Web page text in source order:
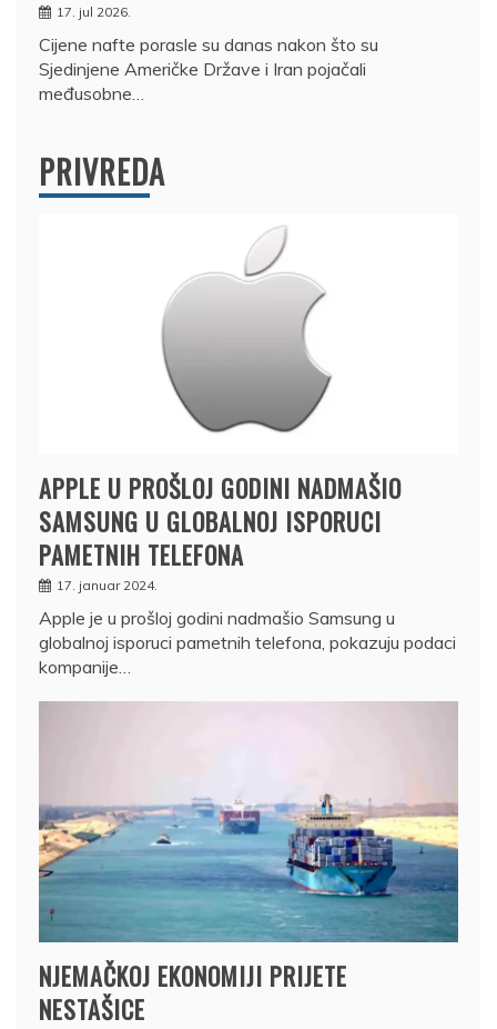
17. jul 2026.
Cijene nafte porasle su danas nakon što su
Sjedinjene Američke Države i Iran pojačali
međusobne…
PRIVREDA
APPLE U PROŠLOJ GODINI NADMAŠIO
SAMSUNG U GLOBALNOJ ISPORUCI
PAMETNIH TELEFONA
17. januar 2024.
Apple je u prošloj godini nadmašio Samsung u
globalnoj isporuci pametnih telefona, pokazuju podaci
kompanije…
NJEMAČKOJ EKONOMIJI PRIJETE
NESTAŠICE